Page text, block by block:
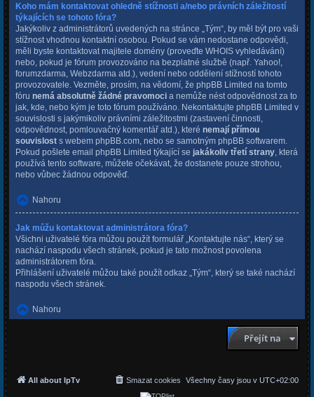
Koho mám kontaktovat ohledně stížnosti a/nebo právních záležitostí
týkajících se tohoto fóra?
Jakýkoliv z administrátorů uvedených na stránce „Tým“, by měl být pro vaši
stížnost vhodnou kontaktní osobou. Pokud se vám nedostane odpovědi,
měli byste kontaktovat majitele domény (proveďte WHOIS vyhledávání)
nebo, pokud je fórum provozováno na bezplatné službě (např. Yahoo!,
forumzdarma, Webzdarma atd.), vedení nebo oddělení stížností tohoto
provozovatele. Vezměte, prosím, na vědomí, že phpBB Limited na tomto
fóru nemá absolutně žádné pravomoci a nemůže nést odpovědnost za to
jak, kde, nebo kým je toto fórum používáno. Nekontaktujte phpBB Limited v
souvislosti s jakýmikoliv právními záležitostmi (zastavení činnosti,
odpovědnost, pomlouvačný komentář atd.), které nemají přímou
souvislost s webem phpBB.com, nebo se samotným phpBB softwarem.
Pokud pošlete email phpBB Limited týkající se jakákoliv třetí strany , která
používá tento software, můžete očekávat, že dostanete pouze strohou,
nebo vůbec žádnou odpověď.
Nahoru
Jak můžu kontaktovat administrátora fóra?
Všichni uživatelé fóra můžou použít formulář „Kontaktujte nás“, který se
nachází naspodu všech stránek, pokud je tato možnost povolena
administrátorem fóra.
Přihlášení uživatelé můžou také použít odkaz „Tým“, který se také nachází
naspodu všech stránek.
Nahoru
Přejít na
All about IpTv Všechny časy jsou v UTC+02:00
Smazat cookies